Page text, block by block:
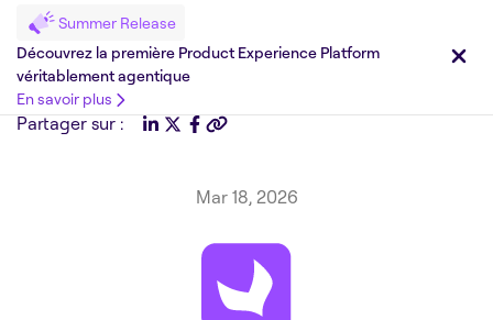
Summer Release
Découvrez la première Product Experience Platform
véritablement agentique
En savoir plus
Partager sur :
Mar 18, 2026